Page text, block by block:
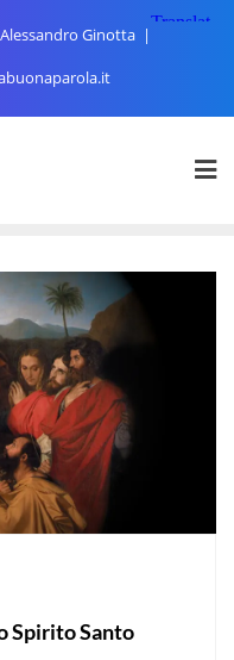
Ginotta
Spirito Santo